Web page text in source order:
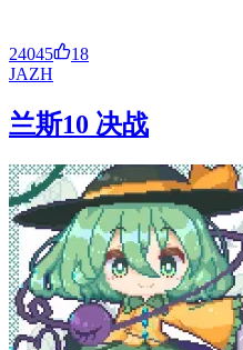
24045
18
JAZH
兰斯10 决战